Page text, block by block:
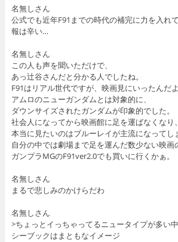
名無しさん
公式でも近年F91までの時代の補完に力を入れ
報は辛い…
名無しさん
この人も声を聞いただけで、
あっ辻谷さんだと分かる人でしたね。
F91はリアル世代ですが、映画見にいったんだよ
アムロのニューガンダムとは対象的に、
ダウンサイズされたガンダムが印象的でした。
社会人になってから映画館に足を運ばなくなり、
本当に見たいのはブルーレイが主流になってし
自分の中では劇場まで足を運んだ数少ない映画
ガンプラMGのF91ver2.0でも買いに行くかぁ。
名無しさん
まるで悲しみのかけらだわ
名無しさん
>ちょっとイっちゃってるニュータイプが多い中
シーブックはまともなイメージ